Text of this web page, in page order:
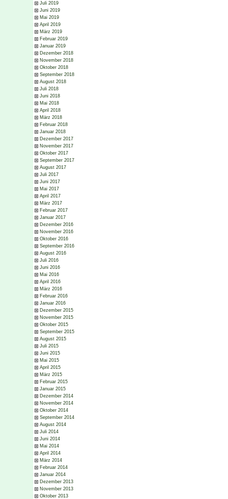
Juli 2019
Juni 2019
Mai 2019
April 2019
März 2019
Februar 2019
Januar 2019
Dezember 2018
November 2018
Oktober 2018
September 2018
August 2018
Juli 2018
Juni 2018
Mai 2018
April 2018
März 2018
Februar 2018
Januar 2018
Dezember 2017
November 2017
Oktober 2017
September 2017
August 2017
Juli 2017
Juni 2017
Mai 2017
April 2017
März 2017
Februar 2017
Januar 2017
Dezember 2016
November 2016
Oktober 2016
September 2016
August 2016
Juli 2016
Juni 2016
Mai 2016
April 2016
März 2016
Februar 2016
Januar 2016
Dezember 2015
November 2015
Oktober 2015
September 2015
August 2015
Juli 2015
Juni 2015
Mai 2015
April 2015
März 2015
Februar 2015
Januar 2015
Dezember 2014
November 2014
Oktober 2014
September 2014
August 2014
Juli 2014
Juni 2014
Mai 2014
April 2014
März 2014
Februar 2014
Januar 2014
Dezember 2013
November 2013
Oktober 2013